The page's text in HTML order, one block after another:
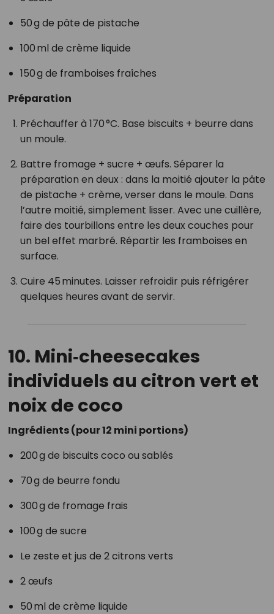
50 g de pâte de pistache
100 ml de crème liquide
150 g de framboises fraîches
Préparation
Préchauffer à 170 °C. Base biscuits + beurre dans
un moule.
Battre fromage + sucre + œufs. Séparer la
préparation en deux : dans la moitié ajouter la pâte
de pistache + crème, verser dans le moule. Dans
l’autre moitié, simplement lisser. Avec une cuillère,
faire des tourbillons entre les deux couches pour
un bel effet marbré. Répartir les framboises en
surface.
Cuire 45 minutes. Laisser refroidir puis réfrigérer
quelques heures avant de servir.
10. Mini‑cheesecakes
individuels au citron vert et
noix de coco
Ingrédients (pour 12 mini portions)
200 g de biscuits coco ou sablés
70 g de beurre fondu
300 g de fromage frais
100 g de sucre
Le zeste et jus de 2 citrons verts
2 œufs
50 ml de crème liquide